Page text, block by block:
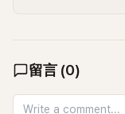
留言 (0)